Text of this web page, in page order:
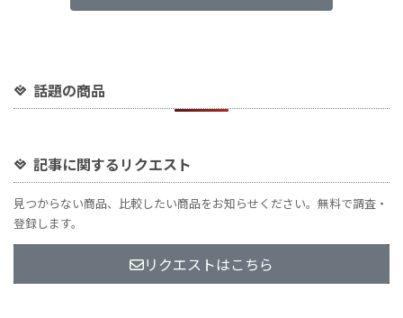
話題の商品
記事に関するリクエスト
見つからない商品、比較したい商品をお知らせください。無料で調査・
登録します。
リクエストはこちら